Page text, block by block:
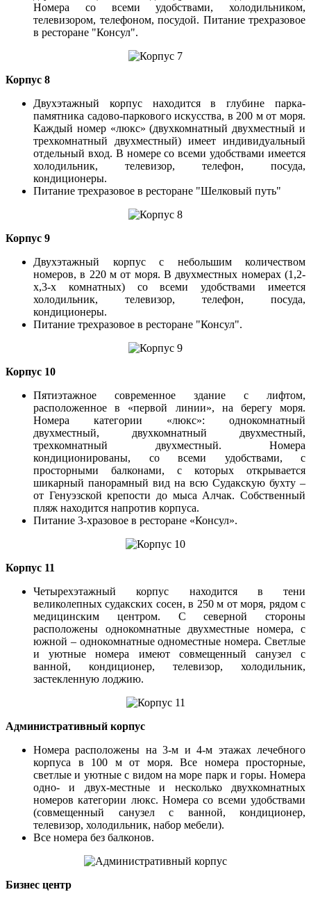
Номера со всеми удобствами, холодильником,
телевизором, телефоном, посудой. Питание трехразовое
в ресторане "Консул".
Корпус 8
Двухэтажный корпус находится в глубине парка-
памятника садово-паркового искусства, в 200 м от моря.
Каждый номер «люкс» (двухкомнатный двухместный и
трехкомнатный двухместный) имеет индивидуальный
отдельный вход. В номере со всеми удобствами имеется
холодильник, телевизор, телефон, посуда,
кондиционеры.
Питание трехразовое в ресторане "Шелковый путь"
Корпус 9
Двухэтажный корпус с небольшим количеством
номеров, в 220 м от моря. В двухместных номерах (1,2-
х,3-х комнатных) со всеми удобствами имеется
холодильник, телевизор, телефон, посуда,
кондиционеры.
Питание трехразовое в ресторане "Консул".
Корпус 10
Пятиэтажное современное здание с лифтом,
расположенное в «первой линии», на берегу моря.
Номера категории «люкс»: однокомнатный
двухместный, двухкомнатный двухместный,
трехкомнатный двухместный. Номера
кондиционированы, со всеми удобствами, с
просторными балконами, с которых открывается
шикарный панорамный вид на всю Судакскую бухту –
от Генуэзской крепости до мыса Алчак. Собственный
пляж находится напротив корпуса.
Питание 3-хразовое в ресторане «Консул».
Корпус 11
Четырехэтажный корпус находится в тени
великолепных судакских сосен, в 250 м от моря, рядом с
медицинским центром. С северной стороны
расположены однокомнатные двухместные номера, с
южной – однокомнатные одноместные номера. Светлые
и уютные номера имеют совмещенный санузел с
ванной, кондиционер, телевизор, холодильник,
застекленную лоджию.
Административный корпус
Номера расположены на 3-м и 4-м этажах лечебного
корпуса в 100 м от моря. Все номера просторные,
светлые и уютные с видом на море парк и горы. Номера
одно- и двух-местные и несколько двухкомнатных
номеров категории люкс. Номера со всеми удобствами
(совмещенный санузел с ванной, кондиционер,
телевизор, холодильник, набор мебели).
Все номера без балконов.
Бизнес центр